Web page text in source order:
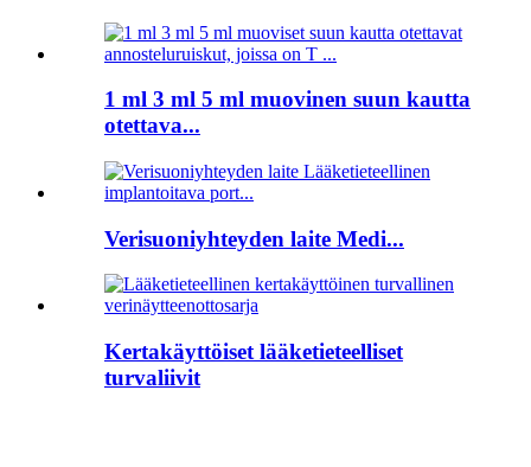
1 ml 3 ml 5 ml muovinen suun kautta
otettava...
Verisuoniyhteyden laite Medi...
Kertakäyttöiset lääketieteelliset
turvaliivit